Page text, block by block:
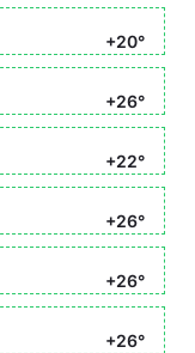
+20°
+26°
+22°
+26°
+26°
+26°